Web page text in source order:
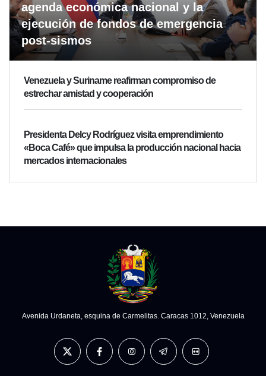
agenda económica nacional y la
ejecución de fondos de emergencia
post-sismos
Venezuela y Suriname reafirman compromiso de
estrechar amistad y cooperación
Presidenta Delcy Rodríguez visita emprendimiento
«Boca Café» que impulsa la producción nacional hacia
mercados internacionales
Avenida Urdaneta, esquina de Carmelitas. Caracas 1012, Venezuela